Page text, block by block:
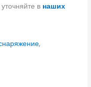
в наших
,